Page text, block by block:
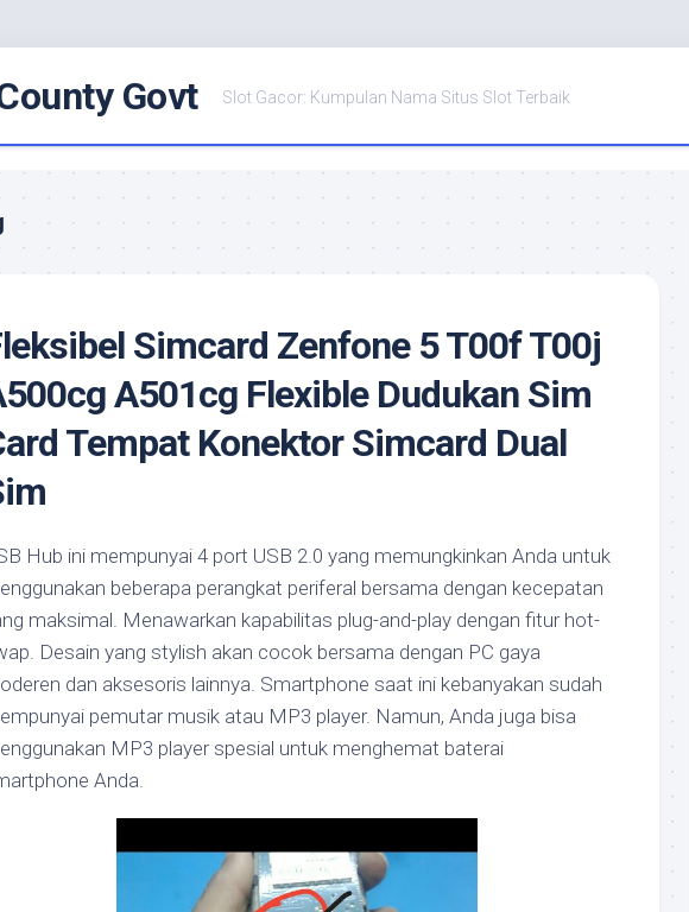
Govt Slot Gacor: Kumpulan Nama Situs Slot Terbaik
Simcard Zenfone 5 T00f T00j
A501cg Flexible Dudukan Sim
Tempat Konektor Simcard Dual
Hub ini mempunyai 4 port USB 2.0 yang memungkinkan Anda untuk
beberapa perangkat periferal bersama dengan kecepatan
maksimal. Menawarkan kapabilitas plug-and-play dengan fitur hot-
Desain yang stylish akan cocok bersama dengan PC gaya
dan aksesoris lainnya. Smartphone saat ini kebanyakan sudah
pemutar musik atau MP3 player. Namun, Anda juga bisa
MP3 player spesial untuk menghemat baterai
Anda.